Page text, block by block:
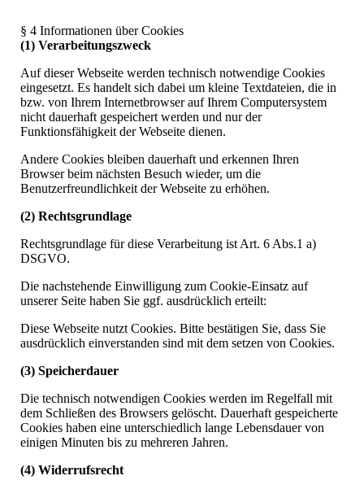
§ 4 Informationen über Cookies
(1) Verarbeitungszweck
Auf dieser Webseite werden technisch notwendige Cookies
eingesetzt. Es handelt sich dabei um kleine Textdateien, die in
bzw. von Ihrem Internetbrowser auf Ihrem Computersystem
nicht dauerhaft gespeichert werden und nur der
Funktionsfähigkeit der Webseite dienen.
Andere Cookies bleiben dauerhaft und erkennen Ihren
Browser beim nächsten Besuch wieder, um die
Benutzerfreundlichkeit der Webseite zu erhöhen.
(2) Rechtsgrundlage
Rechtsgrundlage für diese Verarbeitung ist Art. 6 Abs.1 a)
DSGVO.
Die nachstehende Einwilligung zum Cookie-Einsatz auf
unserer Seite haben Sie ggf. ausdrücklich erteilt:
Diese Webseite nutzt Cookies. Bitte bestätigen Sie, dass Sie
ausdrücklich einverstanden sind mit dem setzen von Cookies.
(3) Speicherdauer
Die technisch notwendigen Cookies werden im Regelfall mit
dem Schließen des Browsers gelöscht. Dauerhaft gespeicherte
Cookies haben eine unterschiedlich lange Lebensdauer von
einigen Minuten bis zu mehreren Jahren.
(4) Widerrufsrecht